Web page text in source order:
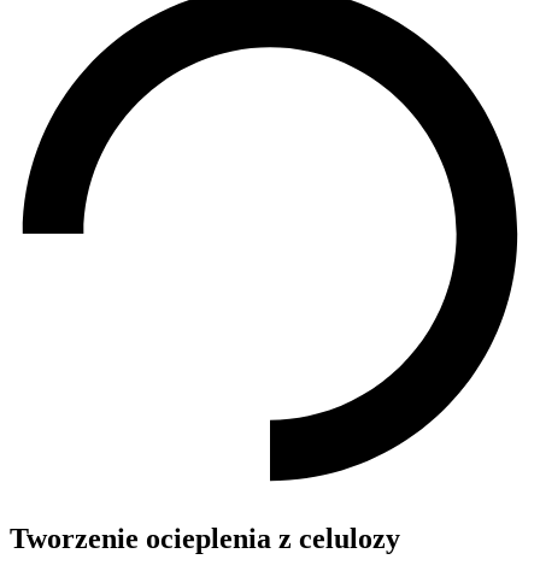
Tworzenie ocieplenia z celulozy